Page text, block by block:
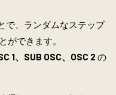
で、ランダムなステップ
ができます。
1、SUB OSC、OSC 2 の